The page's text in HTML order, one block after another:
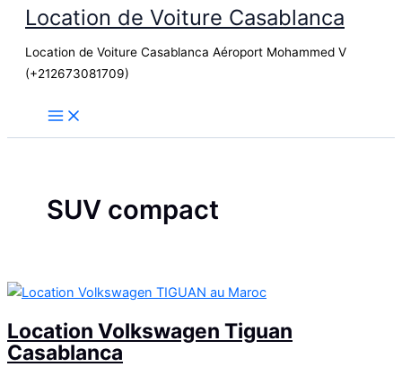
contenu
Location de Voiture Casablanca
Location de Voiture Casablanca Aéroport Mohammed V
(+212673081709)
SUV compact
Location Volkswagen Tiguan
Casablanca